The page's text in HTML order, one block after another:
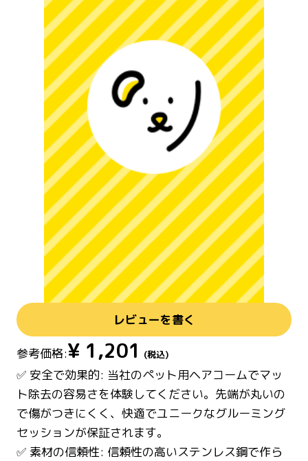
レビューを書く
参考価格:¥ 1,201 (税込)
✅ 安全で効果的: 当社のペット用ヘアコームでマッ
ト除去の容易さを体験してください。先端が丸いの
で傷がつきにくく、快適でユニークなグルーミング
セッションが保証されます。
✅ 素材の信頼性: 信頼性の高いステンレス鋼で作ら